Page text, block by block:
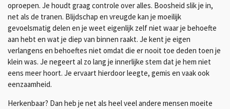
oproepen. Je houdt graag controle over alles. Boosheid slik je in,
net als de tranen. Blijdschap en vreugde kan je moeilijk
gevoelsmatig delen en je weet eigenlijk zelf niet waar je behoefte
aan hebt en wat je diep van binnen raakt. Je kent je eigen
verlangens en behoeftes niet omdat die er nooit toe deden toen je
klein was. Je negeert al zo lang je innerlijke stem dat je hem niet
eens meer hoort. Je ervaart hierdoor leegte, gemis en vaak ook
eenzaamheid.
Herkenbaar? Dan heb je net als heel veel andere mensen moeite